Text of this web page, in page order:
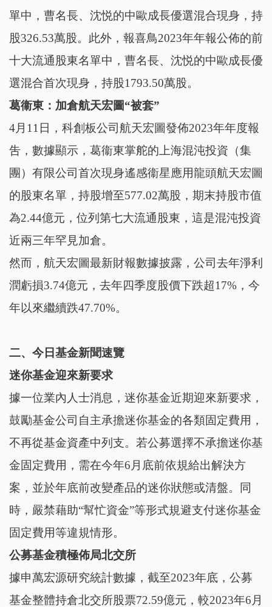
單中，曹名長、沈悦的中歐成長優選混合現身，持
股326.53萬股。此外，報喜鳥2023年年報公佈的前
十大流通股東名單中，曹名長、沈悦的中歐成長優
選混合首次現身，持股1793.50萬股。
葛衞東：加倉航天宏圖“被套”
4月11日，科創板公司航天宏圖發佈2023年年度報
吿，數據顯示，葛衞東掌舵的上海混沌投資（集
團）有限公司首次現身遙感衞星應用龍頭航天宏圖
的股東名單，持股增至577.02萬股，期末持股市值
為2.44億元，位列第七大流通股東，這是混沌投資
近兩三年罕見加倉。
然而，航天宏圖最新財報數據披露，公司去年淨利
潤虧損3.74億元，去年四季度股價下跌超17%，今
年以來繼續跌47.70%。
二、今日基金新聞速覽
迷你基金迎來新要求
據一位業內人士消息，迷你基金近期迎來新要求，
鼓勵基金公司自主承擔迷你基金的各類固定費用，
不再從基金資產中列支。若公募選擇不承擔迷你基
金固定費用，需在今年6月底前依規給出解決方
案，並於年底前改變產品的迷你狀態或清盤。同
時，嚴禁藉助“幫忙資金”等形式規避支付迷你基金
固定費用等違規情形。
公募基金積極佈局北交所
據申萬宏源研究統計數據，截至2023年底，公募
基金整體持倉北交所股票72.59億元，較2023年6月